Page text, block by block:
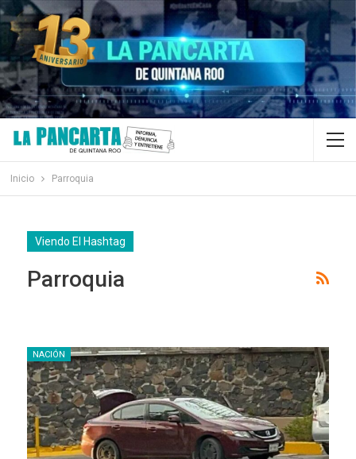
Inicio Parroquia
Viendo El Hashtag
Parroquia
NACIÓN